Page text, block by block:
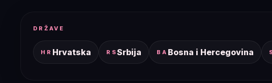
DRŽAVE
HR Hrvatska RSSrbija BA Bosna i Hercegovina